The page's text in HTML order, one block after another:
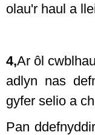
olau'r haul a
4,Ar ôl
adlyn nas
gyfer selio a
Pan